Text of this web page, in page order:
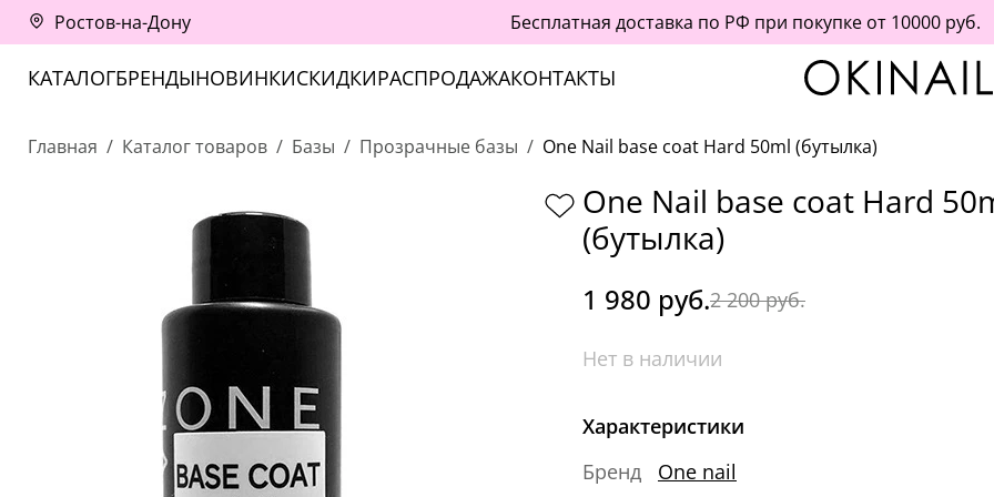
Ростов-на-Дону Бесплатная доставка по РФ при покупке от 10000 руб.
КАТАЛОГБРЕНДЫНОВИНКИСКИДКИРАСПРОДАЖАКОНТАКТЫ
Главная Каталог товаров Базы Прозрачные базы One Nail base coat Hard 50ml (бутылка)
One Nail base coat Hard
(бутылка)
1 980 руб.2 200 руб.
Нет в наличии
Характеристики
Бренд
One nail